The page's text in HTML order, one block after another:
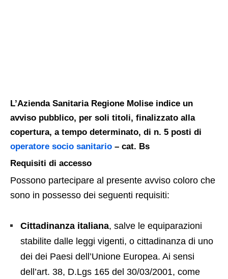
L’Azienda Sanitaria Regione Molise indice un
avviso pubblico, per soli titoli, finalizzato alla
copertura, a tempo determinato, di n. 5 posti di
operatore socio sanitario – cat. Bs
Requisiti di accesso
Possono partecipare al presente avviso coloro che
sono in possesso dei seguenti requisiti:
Cittadinanza italiana, salve le equiparazioni
stabilite dalle leggi vigenti, o cittadinanza di uno
dei dei Paesi dell’Unione Europea. Ai sensi
dell’art. 38, D.Lgs 165 del 30/03/2001, come